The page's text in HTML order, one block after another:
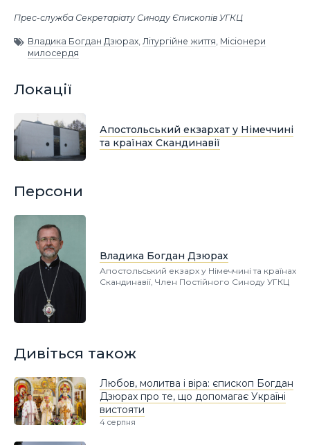
Прес-служба Секретаріату Синоду Єпископів УГКЦ
Владика Богдан Дзюрах Літургійне життя Місіонери
милосердя
Локації
Апостольський екзархат у Німеччині
та країнах Скандинавії
Персони
Владика Богдан Дзюрах
Апостольський екзарх у Німеччині та країнах
Скандинавії, Член Постійного Синоду УГКЦ
Дивіться також
Любов, молитва і віра: єпископ Богдан
Дзюрах про те, що допомагає Україні
вистояти
4 серпня